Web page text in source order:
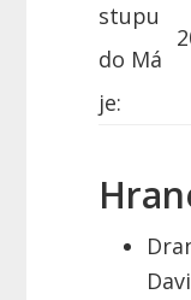
stupu
do Má
je: